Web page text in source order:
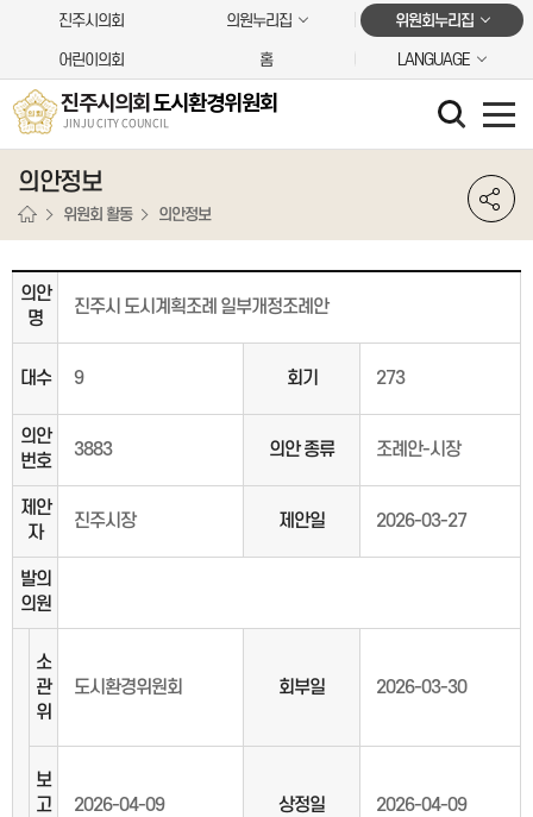
본문바로가기진주시의회 의원누리집 위원회누리집
어린이의회 홈 LANGUAGE
진주시의회 도시환경위원회
JINJU CITY COUNCIL
의안정보
위원회 활동 의안정보
의안
명
진주시 도시계획조례 일부개정조례안
대수 9 회기 273
의안
번호
3883 의안 종류 조례안-시장
제안
자
진주시장 제안일 2026-03-27
발의
의원
소
관
위
도시환경위원회 회부일 2026-03-30
보
고
2026-04-09 상정일 2026-04-09